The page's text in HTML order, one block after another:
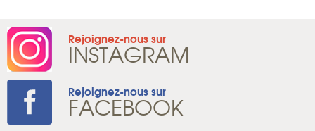
Rejoignez-nous sur
INSTAGRAM
Rejoignez-nous sur
FACEBOOK